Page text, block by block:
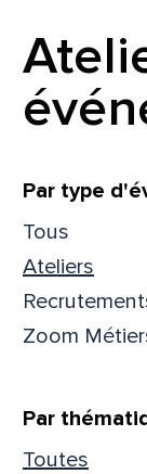
Filtrer
Par type
Tous
Ateliers
Zoom
Par
Toutes